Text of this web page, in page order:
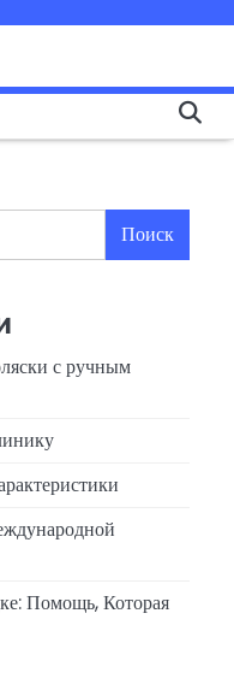
Поиск
с ручным
Помощь, Которая